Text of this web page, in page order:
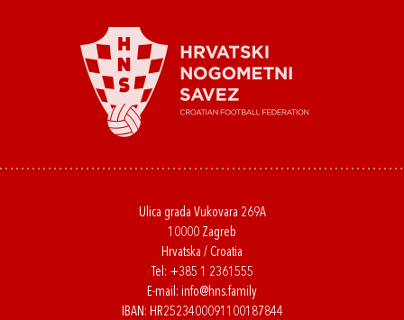
Ulica grada Vukovara 269A
10000 Zagreb
Hrvatska / Croatia
Tel: +385 1 2361555
E-mail: info@hns.family
IBAN: HR2523400091100187844